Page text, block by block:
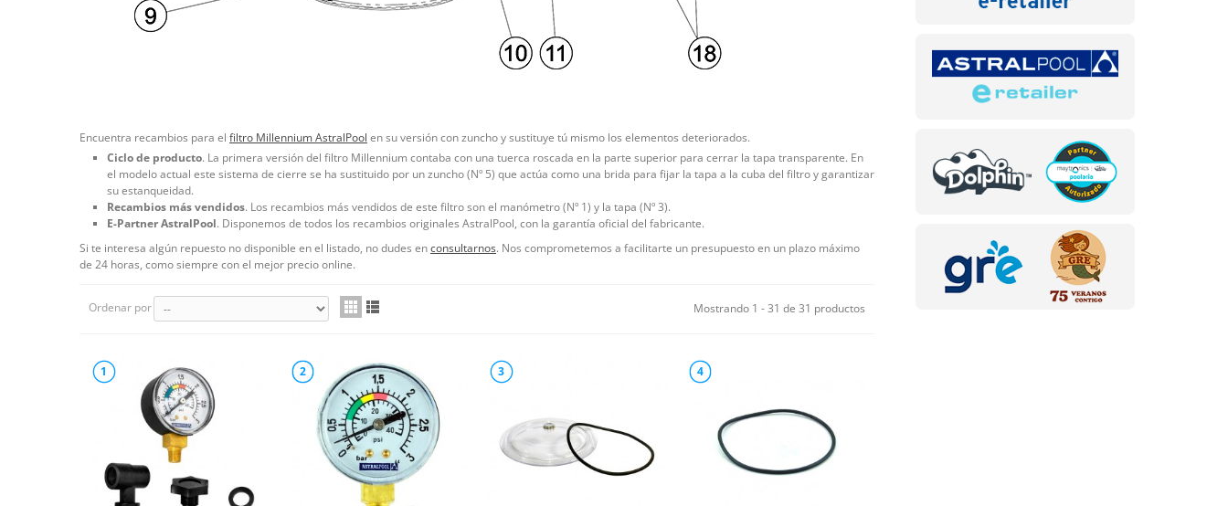
Encuentra recambios para el filtro Millennium AstralPool en su versión con zuncho y sustituye tú mismo los elementos deteriorados.
Ciclo de producto. La primera versión del filtro Millennium contaba con una tuerca roscada en la parte superior para cerrar la tapa transparente. En
el modelo actual este sistema de cierre se ha sustituido por un zuncho (Nº 5) que actúa como una brida para fijar la tapa a la cuba del filtro y garantizar
su estanqueidad.
Recambios más vendidos. Los recambios más vendidos de este filtro son el manómetro (Nº 1) y la tapa (Nº 3).
E-Partner AstralPool. Disponemos de todos los recambios originales AstralPool, con la garantía oficial del fabricante.
Si te interesa algún repuesto no disponible en el listado, no dudes enconsultarnos. Nos comprometemos a facilitarte un presupuesto en un plazo máximo
de 24 horas, como siempre con el mejor precio online.
Ordenar por Mostrando 1 - 31 de 31 productos
1 2 3 4